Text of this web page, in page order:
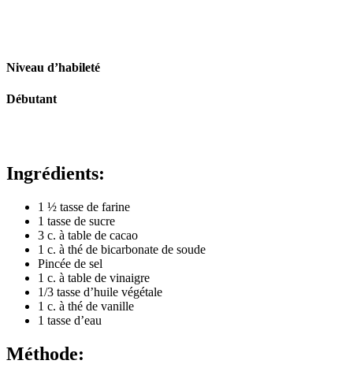
Niveau d’habileté
Débutant
Ingrédients:
1 ½ tasse de farine
1 tasse de sucre
3 c. à table de cacao
1 c. à thé de bicarbonate de soude
Pincée de sel
1 c. à table de vinaigre
1/3 tasse d’huile végétale
1 c. à thé de vanille
1 tasse d’eau
Méthode: